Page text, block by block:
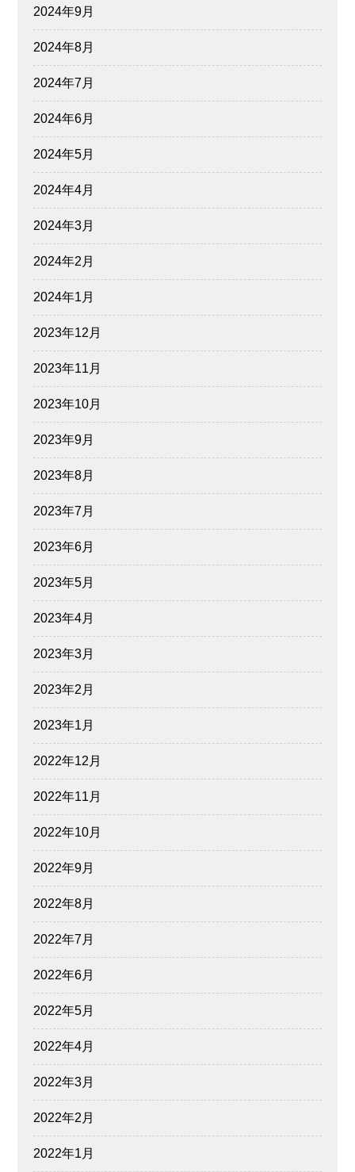
2024年9月
2024年8月
2024年7月
2024年6月
2024年5月
2024年4月
2024年3月
2024年2月
2024年1月
2023年12月
2023年11月
2023年10月
2023年9月
2023年8月
2023年7月
2023年6月
2023年5月
2023年4月
2023年3月
2023年2月
2023年1月
2022年12月
2022年11月
2022年10月
2022年9月
2022年8月
2022年7月
2022年6月
2022年5月
2022年4月
2022年3月
2022年2月
2022年1月